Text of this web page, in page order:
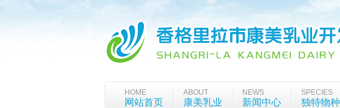
HOME
网站首页
ABOUT
康美乳业
NEWS
新闻中心
SPECIES
独特物种